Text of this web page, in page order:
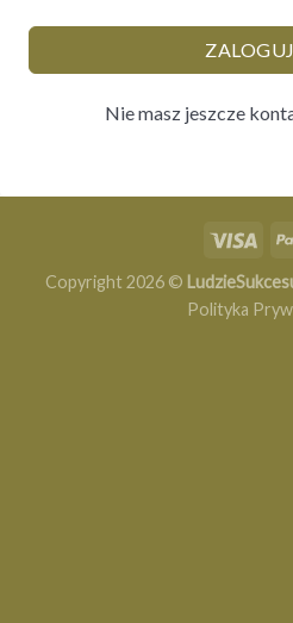
Nie masz jeszcze
Copyright 2026 ©
Polityka